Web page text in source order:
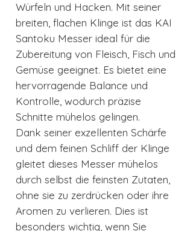
Würfeln und Hacken. Mit seiner
breiten, flachen Klinge ist das KAI
Santoku Messer ideal für die
Zubereitung von Fleisch, Fisch und
Gemüse geeignet. Es bietet eine
hervorragende Balance und
Kontrolle, wodurch präzise
Schnitte mühelos gelingen.
Dank seiner exzellenten Schärfe
und dem feinen Schliff der Klinge
gleitet dieses Messer mühelos
durch selbst die feinsten Zutaten,
ohne sie zu zerdrücken oder ihre
Aromen zu verlieren. Dies ist
besonders wichtig, wenn Sie